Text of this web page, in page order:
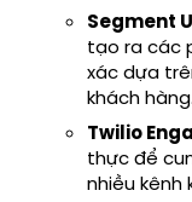
Segment
tạo ra các
xác dựa
khách hàng.
Twilio
thực để
nhiều kênh